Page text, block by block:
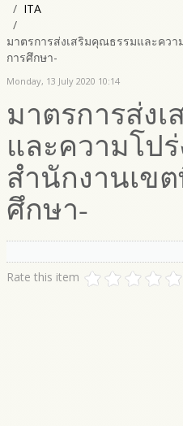
ITA
มาตรการส่งเสริมคุณธรรมและคว
การศึกษา-
Monday, 13 July 2020 10:14
มาตรการส่ง
และความโป
สำนักงานเข
ศึกษา-
Rate this item